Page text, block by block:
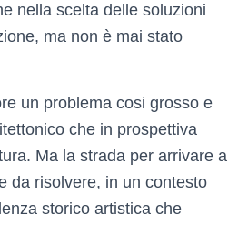
nella scelta delle soluzioni
ma non è mai stato
un problema cosi grosso e
che in prospettiva
Ma la strada per arrivare a
da risolvere, in un contesto
storico artistica che